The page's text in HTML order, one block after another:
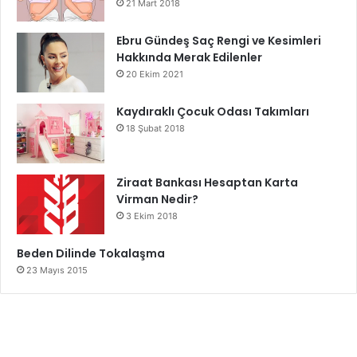
2 yemek kaşığı su
Hazırlık ve Uygulama:
Elma sirkesini su ile seyreltin.
Bir pamuk yardımıyla temiz cildinize uygulayın.
Cildinizde kurumasını bekleyin ve durulamayın.
Bu toniği her gün kullanarak cildinizin daha sıkı ve sağlıklı
görünmesini sağlayabilirsiniz.
Sonuç
Ev yapımı gözenek sıkılaştırıcı maske tarifleri ile cildinize
hak ettiği özeni gösterebilirsiniz. Düzenli olarak bu
21 Mart 2018
Ebru Gündeş Saç Rengi ve Kesimleri
Hakkında Merak Edilenler
20 Ekim 2021
Kaydıraklı Çocuk Odası Takımları
18 Şubat 2018
Ziraat Bankası Hesaptan Karta
Virman Nedir?
3 Ekim 2018
Beden Dilinde Tokalaşma
23 Mayıs 2015